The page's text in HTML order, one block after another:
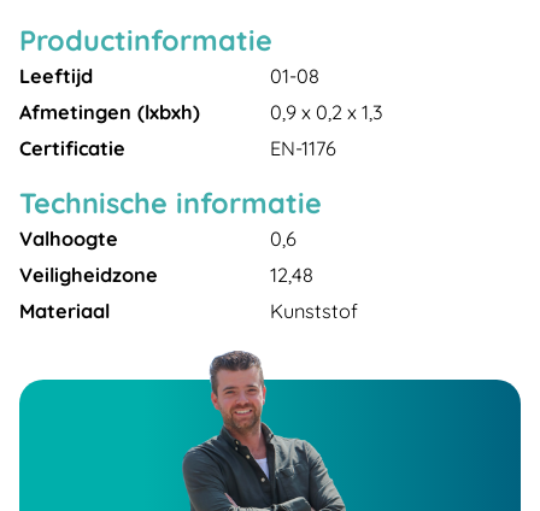
Productinformatie
Leeftijd
01-08
Afmetingen (lxbxh)
0,9 x 0,2 x 1,3
Certificatie
EN-1176
Technische informatie
Valhoogte
0,6
Veiligheidzone
12,48
Materiaal
Kunststof